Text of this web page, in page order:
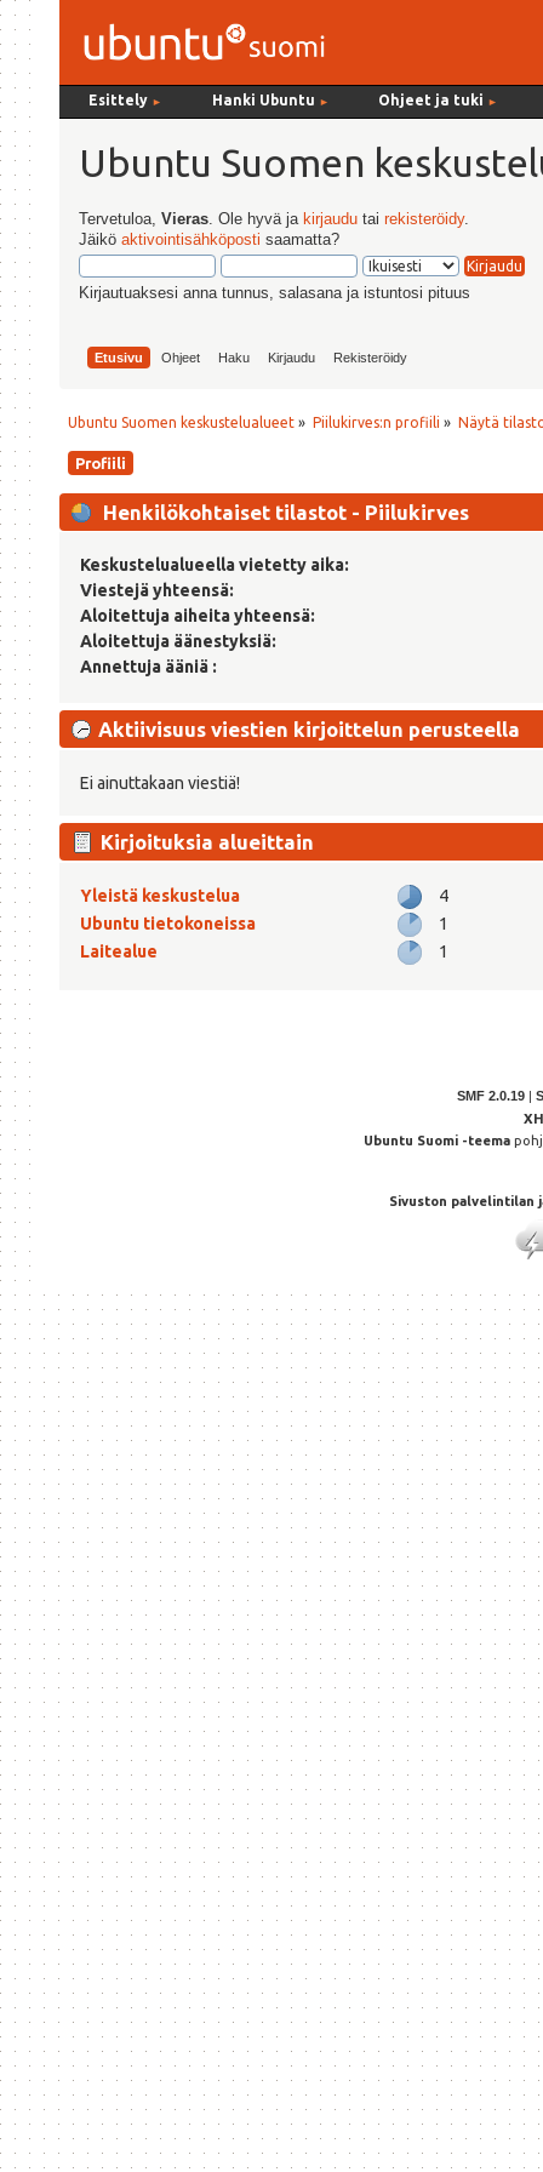
Esittely ► Hanki Ubuntu ► Ohjeet ja tuki ►
Ubuntu Suomen
Tervetuloa,Vieras . Ole hyvä ja kirjaudu tairekisteröidy.
Jäiköaktivointisähköposti saamatta?
Kirjautuaksesi anna tunnus, salasana ja istuntosi pituus
Etusivu Ohjeet Haku Kirjaudu Rekisteröidy
Ubuntu Suomen keskustelualueet » Piilukirves:n profiili » Näytä
Profiili
Henkilökohtaiset tilastot - Piilukirves
Keskustelualueella vietetty aika:
Viestejä yhteensä:
Aloitettuja aiheita yhteensä:
Aloitettuja äänestyksiä:
Annettuja ääniä :
Aktiivisuus viestien kirjoittelun perusteella
Ei ainuttakaan viestiä!
Kirjoituksia alueittain
Yleistä keskustelua
4
Ubuntu tietokoneissa
1
Laitealue
1
SMF 2.0.19 |
Ubuntu Suomi -teema
Sivuston palvelintilan